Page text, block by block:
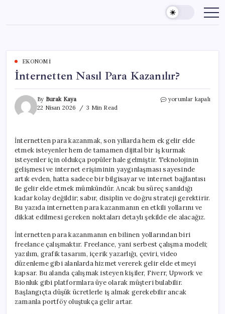
content
EKONOMI
İnternetten Nasıl Para Kazanılır?
By Burak Kaya
22 Nisan 2026
3 Min Read
İnternetten
yorumlar kapalı
İnternetten para kazanmak, son yıllarda hem ek gelir elde
etmek isteyenler hem de tamamen dijital bir iş kurmak
isteyenler için oldukça popüler hale gelmiştir. Teknolojinin
gelişmesi ve internet erişiminin yaygınlaşması sayesinde
artık evden, hatta sadece bir bilgisayar ve internet bağlantısı
ile gelir elde etmek mümkündür. Ancak bu süreç sanıldığı
kadar kolay değildir; sabır, disiplin ve doğru strateji gerektirir.
Bu yazıda internetten para kazanmanın en etkili yollarını ve
dikkat edilmesi gereken noktaları detaylı şekilde ele alacağız.
İnternetten para kazanmanın en bilinen yollarından biri
freelance çalışmaktır. Freelance, yani serbest çalışma modeli;
yazılım, grafik tasarım, içerik yazarlığı, çeviri, video
düzenleme gibi alanlarda hizmet vererek gelir elde etmeyi
kapsar. Bu alanda çalışmak isteyen kişiler, Fiverr, Upwork ve
Bionluk gibi platformlara üye olarak müşteri bulabilir.
Başlangıçta düşük ücretlerle iş almak gerekebilir ancak
zamanla portföy oluştukça gelir artar.